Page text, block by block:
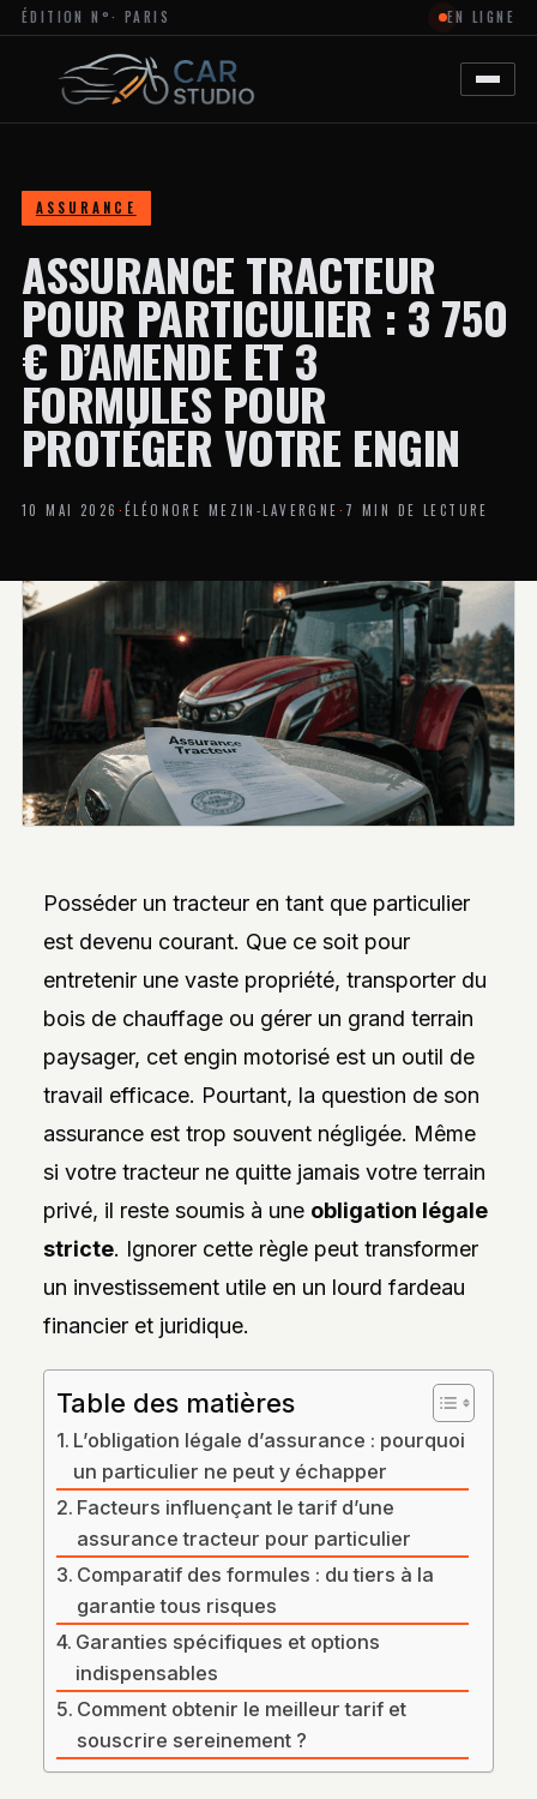
ÉDITION N°
MAGAZINE
DÉDIÉ
L’ACTUALITÉ
AUTOMOBILE
ET
MOTO,
LA
PERSONNALISATION
ET
AUX
TENDANCES
CRÉATIVES
DANS
L’UNIVERS
DES
VÉHICULES.
PROPOSE
EXCLUSIVES
DE
DESIGNERS,
REPORTAGES
PHOTO
INSPIRANTS,
DES
ANALYSES
DE
NOUVEAUTÉS
ET
DES
DANS
PERSONNALISATION
L’ACCENT
MIS
L’EXPLORATION
DES
STYLES,
DES
L’ESTHÉTIQUE
PASSIONNÉS
PROFESSIONNELS.
· PARIS EN LIGNE
ASSURANCE
ASSURANCE TRACTEUR
POUR PARTICULIER : 3 750
€ D’AMENDE ET 3
FORMULES POUR
PROTÉGER VOTRE ENGIN
10 MAI 2026 ·ÉLÉONORE MEZIN-LAVERGNE· 7 MIN DE LECTURE
Posséder un tracteur en tant que particulier
est devenu courant. Que ce soit pour
entretenir une vaste propriété, transporter du
bois de chauffage ou gérer un grand terrain
paysager, cet engin motorisé est un outil de
travail efficace. Pourtant, la question de son
assurance est trop souvent négligée. Même
si votre tracteur ne quitte jamais votre terrain
privé, il reste soumis à une obligation légale
stricte. Ignorer cette règle peut transformer
un investissement utile en un lourd fardeau
financier et juridique.
Table des matières
L’obligation légale d’assurance : pourquoi
un particulier ne peut y échapper
Facteurs influençant le tarif d’une
assurance tracteur pour particulier
Comparatif des formules : du tiers à la
garantie tous risques
Garanties spécifiques et options
indispensables
Comment obtenir le meilleur tarif et
souscrire sereinement ?